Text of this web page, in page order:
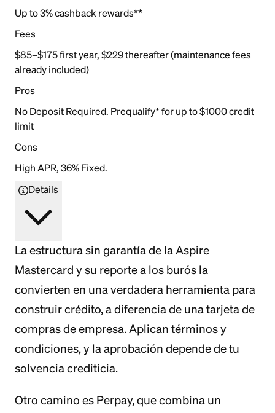
Up to 3% cashback rewards**
Fees
$85–$175 first year, $229 thereafter (maintenance fees
already included)
Pros
No Deposit Required. Prequalify* for up to $1000 credit
limit
Cons
High APR, 36% Fixed.
Details
La estructura sin garantía de la Aspire
Mastercard y su reporte a los burós la
convierten en una verdadera herramienta para
construir crédito, a diferencia de una tarjeta de
compras de empresa. Aplican términos y
condiciones, y la aprobación depende de tu
solvencia crediticia.
Otro camino es Perpay, que combina un